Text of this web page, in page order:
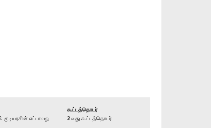
எட்டாவது
கூட்டத்தொடர்
2 வது கூட்டத்தொடர்